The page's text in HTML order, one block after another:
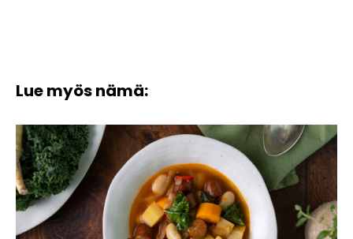
Lue myös nämä: